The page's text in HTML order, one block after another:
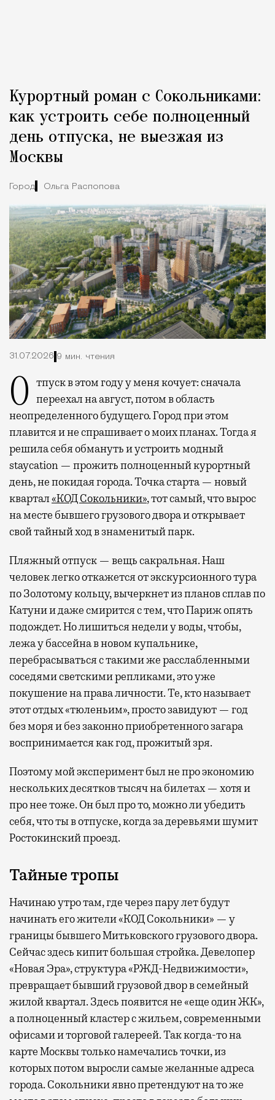
Курортный роман с Сокольниками:
как устроить себе полноценный
день отпуска, не выезжая из
Москвы
Город Ольга Распопова
31.07.2026 9 мин. чтения
Отпуск в этом году у меня кочует: сначала переехал на август, потом в область
неопределенного будущего. Город при этом
плавится и не спрашивает о моих планах. Тогда я
решила себя обмануть и устроить модный
staycation — прожить полноценный курортный
день, не покидая города. Точка старта — новый
квартал«КОД Сокольники», тот самый, что вырос
на месте бывшего грузового двора и открывает
свой тайный ход в знаменитый парк.
Пляжный отпуск — вещь сакральная. Наш
человек легко откажется от экскурсионного тура
по Золотому кольцу, вычеркнет из планов сплав по
Катуни и даже смирится с тем, что Париж опять
подождет. Но лишиться недели у воды, чтобы,
лежа у бассейна в новом купальнике,
перебрасываться с такими же расслабленными
соседями светскими репликами, это уже
покушение на права личности. Те, кто называет
этот отдых «тюленьим», просто завидуют — год
без моря и без законно приобретенного загара
воспринимается как год, прожитый зря.
Поэтому мой эксперимент был не про экономию
нескольких десятков тысяч на билетах — хотя и
про нее тоже. Он был про то, можно ли убедить
себя, что ты в отпуске, когда за деревьями шумит
Ростокинский проезд.
Тайные тропы
Начинаю утро там, где через пару лет будут
начинать его жители «КОД Сокольники» — у
границы бывшего Митьковского грузового двора.
Сейчас здесь кипит большая стройка. Девелопер
«Новая Эра», структура «РЖД-Недвижимости»,
превращает бывший грузовой двор в семейный
жилой квартал. Здесь появится не «еще один ЖК»,
а полноценный кластер с жильем, современными
офисами и торговой галереей. Так когда-то на
карте Москвы только намечались точки, из
которых потом выросли самые желанные адреса
города. Сокольники явно претендуют на то же